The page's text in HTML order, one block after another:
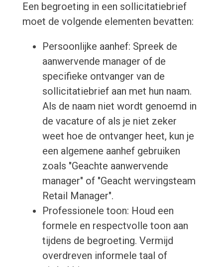
Een begroeting in een sollicitatiebrief
moet de volgende elementen bevatten:
Persoonlijke aanhef: Spreek de
aanwervende manager of de
specifieke ontvanger van de
sollicitatiebrief aan met hun naam.
Als de naam niet wordt genoemd in
de vacature of als je niet zeker
weet hoe de ontvanger heet, kun je
een algemene aanhef gebruiken
zoals "Geachte aanwervende
manager" of "Geacht wervingsteam
Retail Manager".
Professionele toon: Houd een
formele en respectvolle toon aan
tijdens de begroeting. Vermijd
overdreven informele taal of